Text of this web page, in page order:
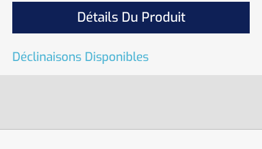
Détails Du Produit
Déclinaisons Disponibles